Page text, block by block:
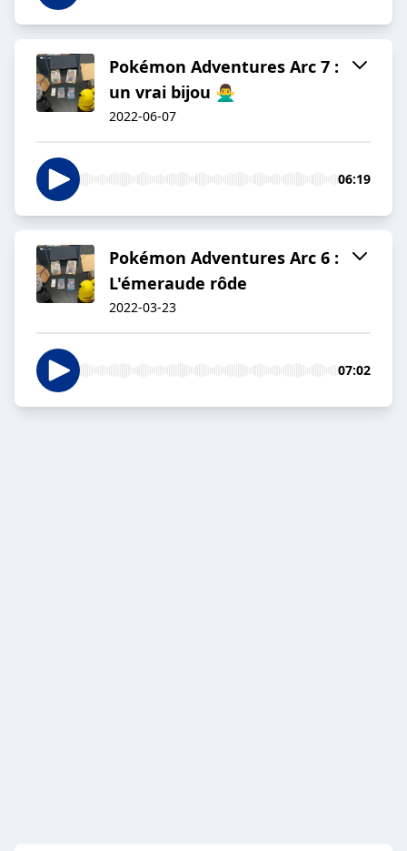
Pokémon Adventures Arc 7 :
un vrai bijou 🙅‍♂️
2022-06-07
06:19
Pokémon Adventures Arc 6 :
L'émeraude rôde
2022-03-23
07:02